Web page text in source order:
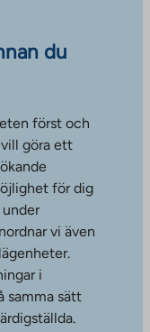
du
först och
göra ett
för dig
vi även
i
samma sätt